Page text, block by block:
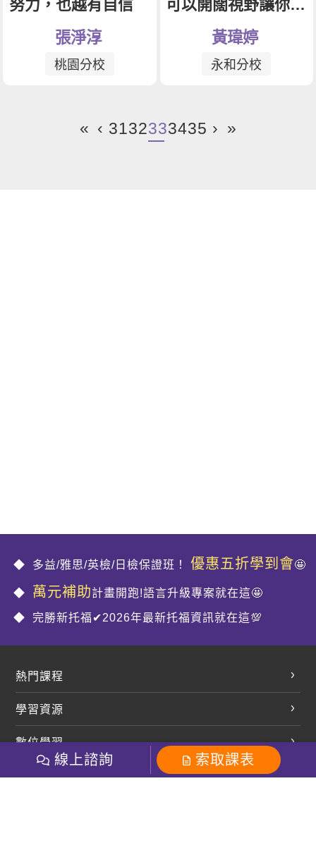
努力，也越有自信
張淨淳
桃園分校
可以開闊視野讓你出
黃瑋婷
永和分校
« ‹ 3132333435 › »
多益/雅思/英檢/日檢保證班！ 優惠五折學到會🤩
萬元補助計畫開跑!語言升級專案就在這🤩
完勝新托福✔2026年最新托福資訊就在這💯
熱門課程
開口溜英文
學習資源
開課查詢
數位學習
巨匠美語數位學院
社群
線上諮詢 索取課表